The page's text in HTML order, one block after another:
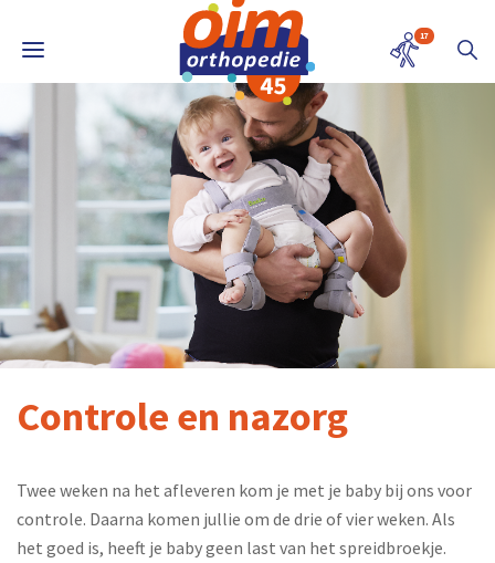
17
Controle en nazorg
Twee weken na het afleveren kom je met je baby bij ons voor
controle. Daarna komen jullie om de drie of vier weken. Als
het goed is, heeft je baby geen last van het spreidbroekje.